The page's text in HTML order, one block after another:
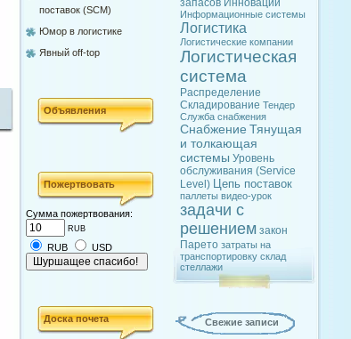
поставок (SCM)
Юмор в логистике
Явный off-top
Объявления
Пожертвовать
Сумма пожертвования:
RUB
RUB USD
Доска почета
запасов Инновации
Информационные системы
Логистика
Логистические компании
Логистическая
система
Распределение
Складирование Тендер
Служба снабжения
Снабжение Тянущая
и толкающая
системы Уровень
обслуживания (Service
Level) Цепь поставок
паллеты видео-урок
задачи с
решением закон
Парето затраты на
транспортировку склад
стеллажи
Свежие записи